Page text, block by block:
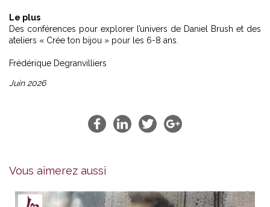
Le plus
Des conférences pour explorer l’univers de Daniel Brush et des
ateliers « Crée ton bijou » pour les 6-8 ans.
Frédérique Degranvilliers
Juin 2026
Vous aimerez aussi